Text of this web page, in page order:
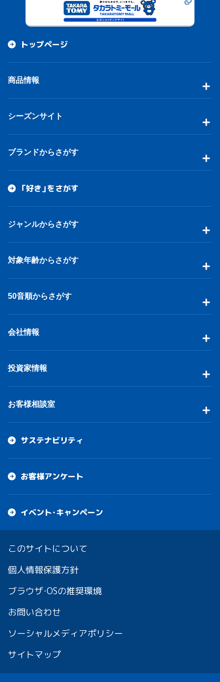
トップページ
商品情報
シーズンサイト
ブランドからさがす
「好き」をさがす
ジャンルからさがす
対象年齢からさがす
50音順からさがす
会社情報
投資家情報
お客様相談室
サステナビリティ
お客様アンケート
イベント・キャンペーン
このサイトについて
個人情報保護方針
ブラウザ・OSの推奨環境
お問い合わせ
ソーシャルメディアポリシー
サイトマップ